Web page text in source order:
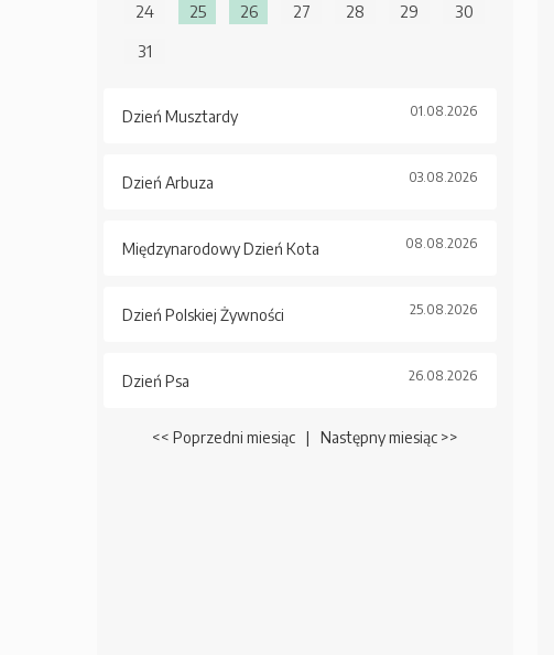
24
25 26 27 28 29
30
31
Dzień Musztardy 01.08.2026
Dzień Arbuza 03.08.2026
Międzynarodowy Dzień Kota 08.08.2026
Dzień Polskiej Żywności 25.08.2026
Dzień Psa 26.08.2026
<< Poprzedni miesiąc | Następny miesiąc >>